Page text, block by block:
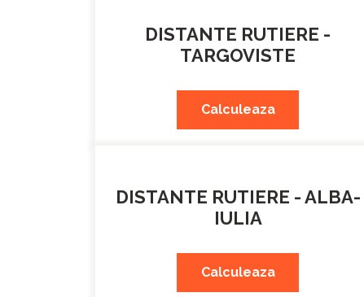
DISTANTE RUTIERE -
TARGOVISTE
Calculeaza
DISTANTE RUTIERE - ALBA-
IULIA
Calculeaza